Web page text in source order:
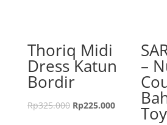
Thoriq Midi
Dress Katun
Bordir
Rp325.000 Rp225.000
–